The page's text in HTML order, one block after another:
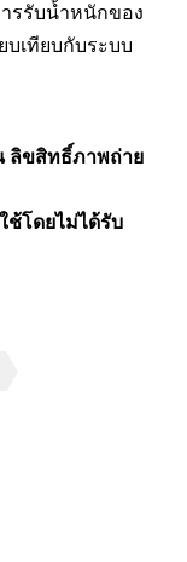
รรับน้ำหนักของ
เทียบกับระบบ
ลิขสิทธิ์ภาพถ่าย
ช้โดยไม่ได้รับ